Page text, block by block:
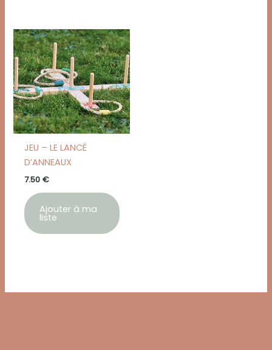
JEU – LE LANCÉ
D’ANNEAUX
7.50 €
Ajouter à ma
liste